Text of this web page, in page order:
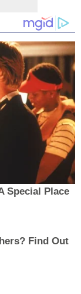
Special Place
Find Out